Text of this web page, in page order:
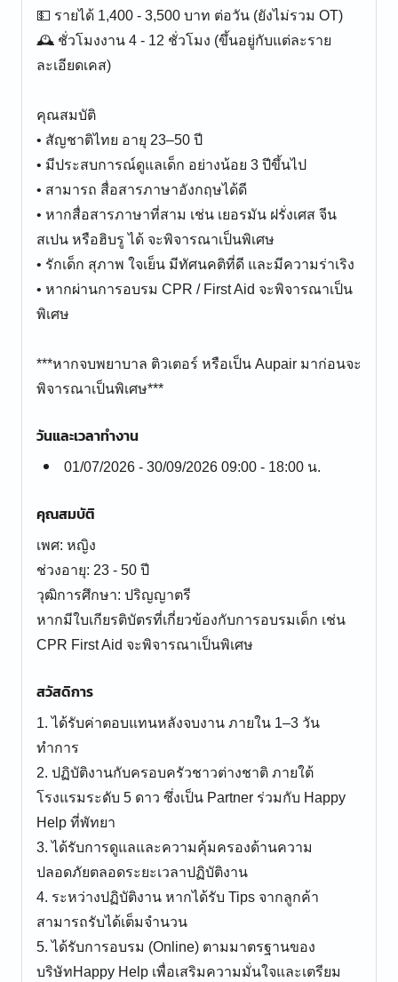
💵 รายได้ 1,400 - 3,500 บาท ต่อวัน (ยังไม่รวม OT)
🕰️ ชั่วโมงงาน 4 - 12 ชั่วโมง (ขึ้นอยู่กับแต่ละราย
ละเอียดเคส)
คุณสมบัติ
• สัญชาติไทย อายุ 23–50 ปี
• มีประสบการณ์ดูแลเด็ก อย่างน้อย 3 ปีขึ้นไป
• สามารถ สื่อสารภาษาอังกฤษได้ดี
• หากสื่อสารภาษาที่สาม เช่น เยอรมัน ฝรั่งเศส จีน
สเปน หรือฮิบรู ได้ จะพิจารณาเป็นพิเศษ
• รักเด็ก สุภาพ ใจเย็น มีทัศนคติที่ดี และมีความร่าเริง
• หากผ่านการอบรม CPR / First Aid จะพิจารณาเป็น
พิเศษ
***หากจบพยาบาล ติวเตอร์ หรือเป็น Aupair มาก่อนจะ
พิจารณาเป็นพิเศษ***
วันและเวลาทำงาน
01/07/2026 - 30/09/2026 09:00 - 18:00 น.
คุณสมบัติ
เพศ: หญิง
ช่วงอายุ: 23 - 50 ปี
วุฒิการศึกษา: ปริญญาตรี
หากมีใบเกียรติบัตรที่เกี่ยวข้องกับการอบรมเด็ก เช่น
CPR First Aid จะพิจารณาเป็นพิเศษ
สวัสดิการ
1. ได้รับค่าตอบแทนหลังจบงาน ภายใน 1–3 วัน
ทำการ
2. ปฏิบัติงานกับครอบครัวชาวต่างชาติ ภายใต้
โรงแรมระดับ 5 ดาว ซึ่งเป็น Partner ร่วมกับ Happy
Help ที่พัทยา
3. ได้รับการดูแลและความคุ้มครองด้านความ
ปลอดภัยตลอดระยะเวลาปฏิบัติงาน
4. ระหว่างปฏิบัติงาน หากได้รับ Tips จากลูกค้า
สามารถรับได้เต็มจำนวน
5. ได้รับการอบรม (Online) ตามมาตรฐานของ
บริษัทHappy Help เพื่อเสริมความมั่นใจและเตรียม